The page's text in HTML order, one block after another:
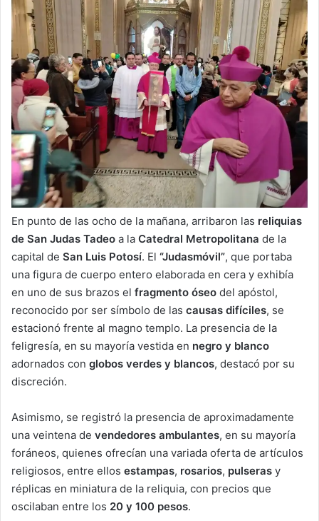
En punto de las ocho de la mañana, arribaron las reliquias
de San Judas Tadeo a la Catedral Metropolitana de la
capital de San Luis Potosí. El “Judasmóvil”, que portaba
una figura de cuerpo entero elaborada en cera y exhibía
en uno de sus brazos el fragmento óseo del apóstol,
reconocido por ser símbolo de las causas difíciles, se
estacionó frente al magno templo. La presencia de la
feligresía, en su mayoría vestida en negro y blanco
adornados con globos verdes y blancos, destacó por su
discreción.
Asimismo, se registró la presencia de aproximadamente
una veintena de vendedores ambulantes, en su mayoría
foráneos, quienes ofrecían una variada oferta de artículos
religiosos, entre ellos estampas, rosarios, pulseras y
réplicas en miniatura de la reliquia, con precios que
oscilaban entre los 20 y 100 pesos.